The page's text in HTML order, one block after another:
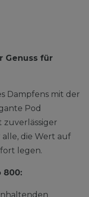
Genuss für
Dampfens mit der
Pod
zuverlässiger
die Wert auf
legen.
800: